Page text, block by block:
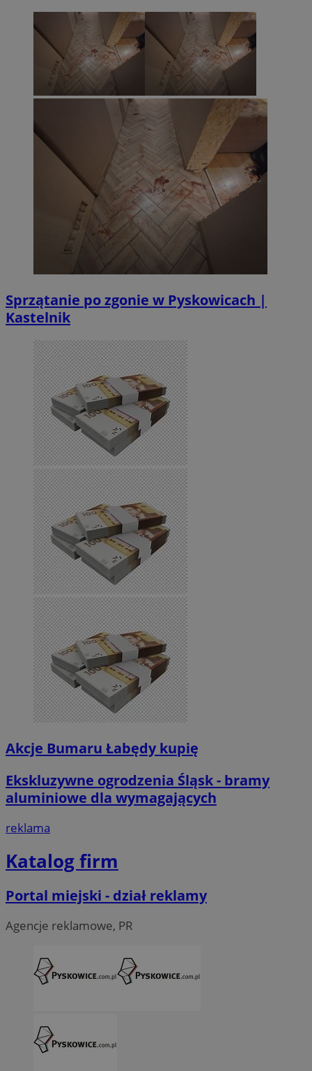
Sprzątanie po zgonie w Pyskowicach |
Kastelnik
Akcje Bumaru Łabędy kupię
Ekskluzywne ogrodzenia Śląsk - bramy
aluminiowe dla wymagających
reklama
Katalog firm
Portal miejski - dział reklamy
Agencje reklamowe, PR